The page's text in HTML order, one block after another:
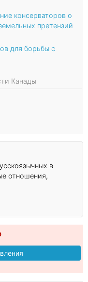
консерваторов о
претензий
для борьбы с
Канады
в
отношения,